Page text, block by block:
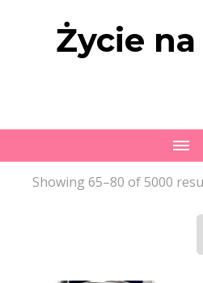
Życie
Showing 65–80 of 5000